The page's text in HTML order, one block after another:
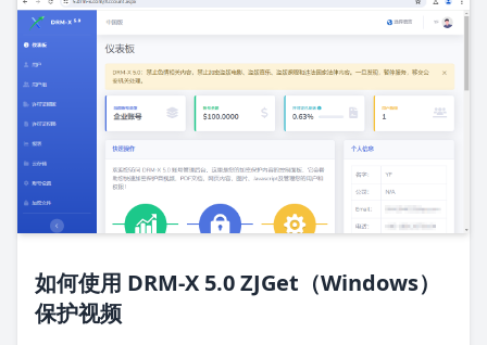
如何使用 DRM-X 5.0 ZJGet（Windows）
保护视频